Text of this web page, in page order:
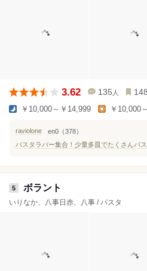
3.62 135 人
￥10,000～￥14,999 ￥10,000
raviolone
en0（378）
5 ボラント
いりなか、八事日赤、八事 / パスタ